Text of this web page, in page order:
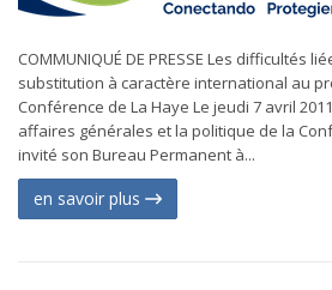
COMMUNIQUÉ DE PRESSE Les difficultés
substitution à caractère international au
Conférence de La Haye Le jeudi 7 avril
affaires générales et la politique de la
invité son Bureau Permanent à...
en savoir plus